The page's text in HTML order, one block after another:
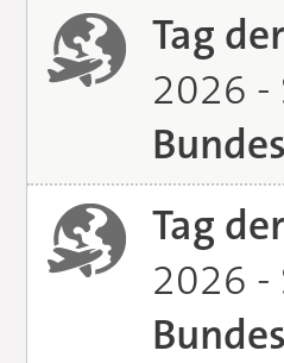
Tag
2026 -
Tag
2026 -